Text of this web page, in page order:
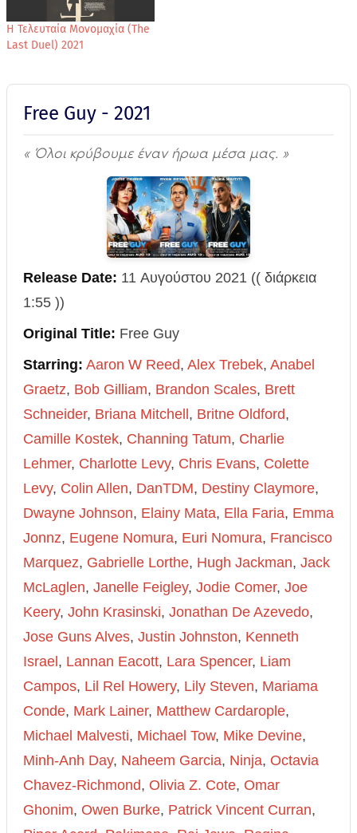
Η Τελευταία Μονομαχία (The
Last Duel) 2021
Free Guy - 2021
« Όλοι κρύβουμε έναν ήρωα μέσα μας. »
Release Date: 11 Αυγούστου 2021 (( διάρκεια
1:55 ))
Original Title: Free Guy
Starring: Aaron W Reed, Alex Trebek, Anabel
Graetz, Bob Gilliam, Brandon Scales, Brett
Schneider, Briana Mitchell , Britne Oldford,
Camille Kostek, Channing Tatum, Charlie
Lehmer, Charlotte Levy, Chris Evans, Colette
Levy, Colin Allen, DanTDM, Destiny Claymore,
Dwayne Johnson, Elainy Mata, Ella Faria, Emma
Jonnz, Eugene Nomura, Euri Nomura, Francisco
Marquez, Gabrielle Lorthe, Hugh Jackman, Jack
McLaglen, Janelle Feigley, Jodie Comer, Joe
Keery, John Krasinski, Jonathan De Azevedo,
Jose Guns Alves, Justin Johnston, Kenneth
Israel , Lannan Eacott, Lara Spencer, Liam
Campos, Lil Rel Howery, Lily Steven, Mariama
Conde, Mark Lainer, Matthew Cardarople,
Michael Malvesti, Michael Tow, Mike Devine,
Minh-Anh Day, Naheem Garcia, Ninja, Octavia
Chavez-Richmond, Olivia Z. Cote, Omar
Ghonim, Owen Burke, Patrick Vincent Curran,